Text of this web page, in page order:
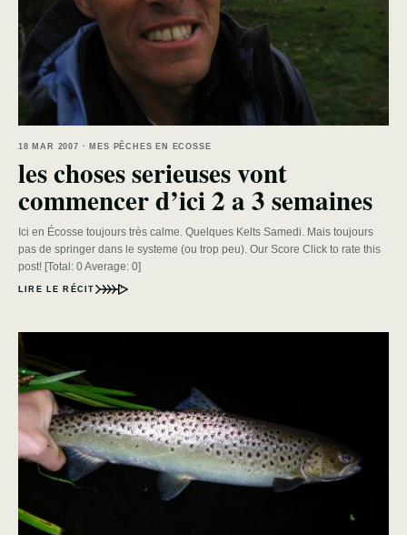
18 MAR 2007 · MES PÊCHES EN ECOSSE
les choses serieuses vont
commencer d’ici 2 a 3 semaines
Ici en Écosse toujours très calme. Quelques Kelts Samedi. Mais toujours
pas de springer dans le systeme (ou trop peu). Our Score Click to rate this
post! [Total: 0 Average: 0]
LIRE LE RÉCIT